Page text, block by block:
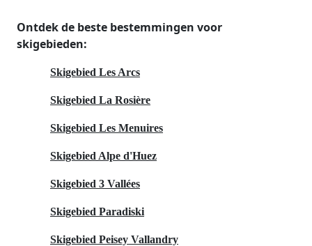
Ontdek de beste bestemmingen voor
skigebieden:
Skigebied Les Arcs
Skigebied La Rosière
Skigebied Les Menuires
Skigebied Alpe d'Huez
Skigebied 3 Vallées
Skigebied Paradiski
Skigebied Peisey Vallandry